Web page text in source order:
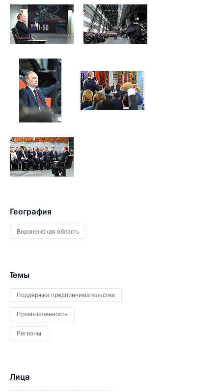
География
Воронежская область
Темы
Поддержка предпринимательства
Промышленность
Регионы
Лица